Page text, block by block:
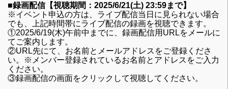
■録画配信【視聴期間：2025/6/21(土) 23:59まで】
※イベント申込の方は、ライブ配信当日に見られない場合
でも、上記時間帯にライブ配信の録画を視聴できます。
①2025/6/19(木)午前中までに、録画配信用URLをメールに
てご案内します。
②URL先にて、お名前とメールアドレスをご登録くださ
い。※メンバー登録されているお名前とアドレスをご入力
ください。
③録画配信の画面をクリックして視聴してください。